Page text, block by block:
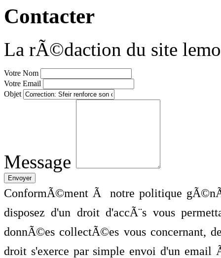
Contacter
La rÃ©daction du site
Votre Nom
Votre Email
Objet
Message
ConformÃ©ment Ã notre politique
disposez d'un droit d'accÃ¨s vous
donnÃ©es collectÃ©es vous concernant,
droit s'exerce par simple envoi d'un